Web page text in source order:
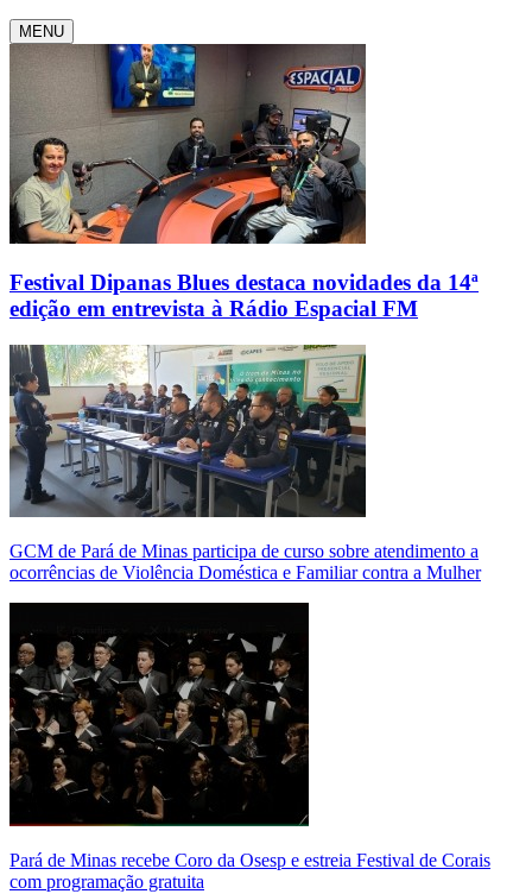
MENU
Festival Dipanas Blues destaca novidades da 14ª
edição em entrevista à Rádio Espacial FM
GCM de Pará de Minas participa de curso sobre atendimento a
ocorrências de Violência Doméstica e Familiar contra a Mulher
Pará de Minas recebe Coro da Osesp e estreia Festival de Corais
com programação gratuita